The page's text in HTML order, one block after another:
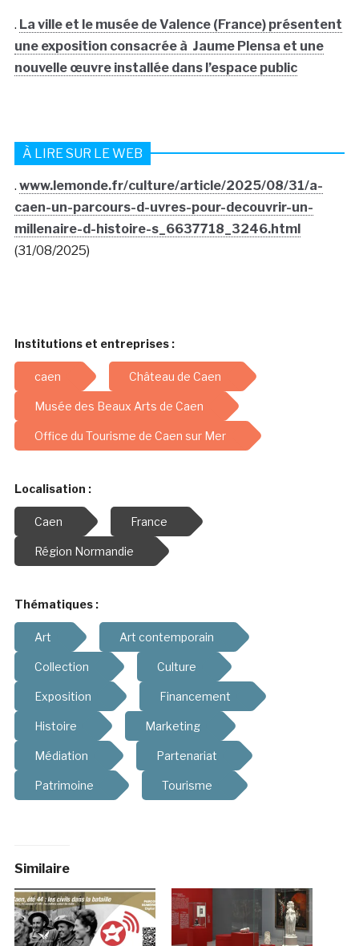
. La ville et le musée de Valence (France) présentent
une exposition consacrée à Jaume Plensa et une
nouvelle œuvre installée dans l’espace public
À LIRE SUR LE WEB
. www.lemonde.fr/culture/article/2025/08/31/a-
caen-un-parcours-d-uvres-pour-decouvrir-un-
millenaire-d-histoire-s_6637718_3246.html
(31/08/2025)
Institutions et entreprises :
caen Château de Caen
Musée des Beaux Arts de Caen
Office du Tourisme de Caen sur Mer
Localisation :
Caen France
Région Normandie
Thématiques :
Art Art contemporain
Collection Culture
Exposition Financement
Histoire Marketing
Médiation Partenariat
Patrimoine Tourisme
Similaire